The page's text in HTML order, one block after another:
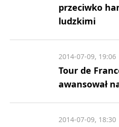
przeciwko
ludzkimi
Tour de
awansował
2014-07-09, 19:06
2014-07-09, 18:30